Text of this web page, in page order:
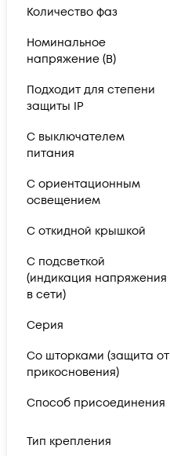
Количество фаз
Номинальное
напряжение (В)
Подходит для степени
защиты IP
С выключателем
питания
С ориентационным
освещением
С откидной крышкой
С подсветкой
(индикация напряжения
в сети)
Серия
Со шторками (защита от
прикосновения)
Способ присоединения
Тип крепления